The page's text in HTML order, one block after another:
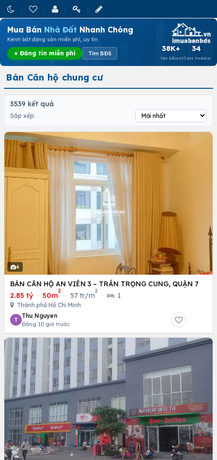
Mua Bán Nhà Đất Nhanh Chóng
Kênh bất động sản miễn phí, uy tín
+ Đăng tin miễn phí Tìm BĐS
38K+
TIN ĐĂNG
34
TỈNH THÀNH
Bán Căn hộ chung cư
3539 kết quả
Sắp xếp:
4
BÁN CĂN HỘ AN VIÊN 3 – TRẦN TRỌNG CUNG, QUẬN 7
2.85 tỷ · 50m
2
· 57 tr/m
2
· 1
Thành phố Hồ Chí Minh
T
Thu Nguyen
Đăng 10 giờ trước